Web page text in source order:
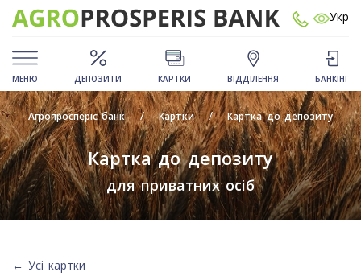
Укр
МЕНЮ ДЕПОЗИТИ КАРТКИ ВІДДІЛЕННЯ БАНКІНГ
Агропросперіс банк Картки Картка до депозиту
Картка до депозиту
для приватних осіб
← Усі картки